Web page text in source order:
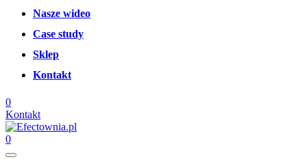
Nasze wideo
Case study
Sklep
Kontakt
0
Kontakt
0